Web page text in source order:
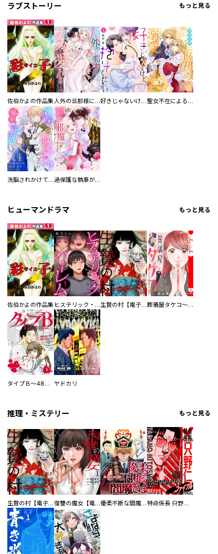
ラブストーリー もっと見る
佐伯かよの作品集 人外の旦那様に娶られ毎晩ナカまで愛される…。アンソロジー 好きじゃないけど、抱いてください【電子単行本版／特典おまけ付き】 聖女不在による仮初め婚なのに、不器用な王太子に溺愛されています【電子単行本版／特典おまけ付き】
洗脳されかけていた悪役令嬢ですが家出を決意しました。【電子単行本版／特典おまけ付き】 過保護な執事が私の婚活を邪魔してきます！ 分冊版
ヒューマンドラマ もっと見る
佐伯かよの作品集 ヒステリック・ハーレム～搾られる男と堕ちる女～【電子単行本版】 生贄の村【電子単行本版】 葬儀屋タケコ～あなたの最期、叶えます【電子単行本版】
タイプＢ～48時間後、致死率100％～【単話】 ヤドカリ
推理・ミステリー もっと見る
生贄の村【電子単行本版】 復讐の魔女【電子単行本版】 優柔不断な閻魔さま 特命係長 只野仁ファイナル 愛蔵版